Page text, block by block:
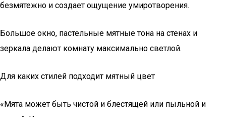
безмятежно и создает ощущение умиротворения.
Большое окно, пастельные мятные тона на стенах и
зеркала делают комнату максимально светлой.
Для каких стилей подходит мятный цвет
«Мята может быть чистой и блестящей или пыльной и